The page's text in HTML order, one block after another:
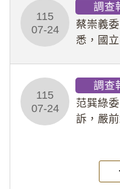
行拍攝
劉師。
115
07-24
調查
蔡崇義
悉，國
術倫理
31)
115
07-24
調查
范巽綠
訴，嚴
過世後
繼續留住